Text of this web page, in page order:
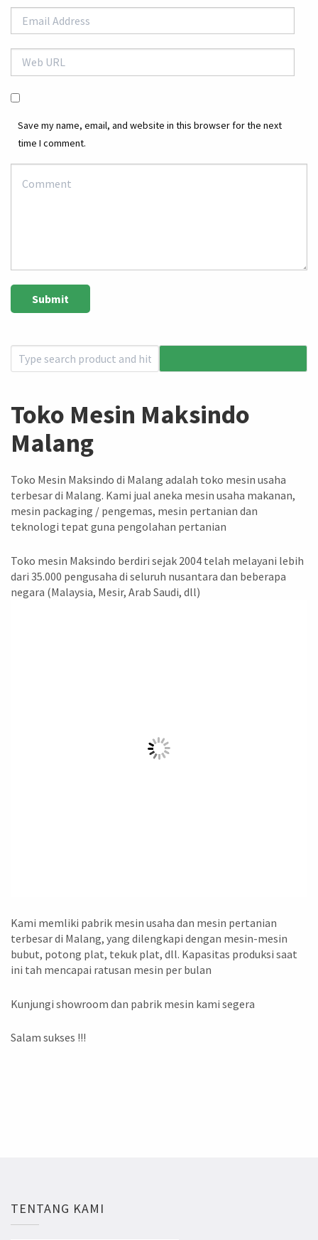
Save my name, email, and website in this browser for the next
time I comment.
Toko Mesin Maksindo
Malang
Toko Mesin Maksindo di Malang adalah toko mesin usaha
terbesar di Malang. Kami jual aneka mesin usaha makanan,
mesin packaging / pengemas, mesin pertanian dan
teknologi tepat guna pengolahan pertanian
Toko mesin Maksindo berdiri sejak 2004 telah melayani lebih
dari 35.000 pengusaha di seluruh nusantara dan beberapa
negara (Malaysia, Mesir, Arab Saudi, dll)
Kami memliki pabrik mesin usaha dan mesin pertanian
terbesar di Malang, yang dilengkapi dengan mesin-mesin
bubut, potong plat, tekuk plat, dll. Kapasitas produksi saat
ini tah mencapai ratusan mesin per bulan
Kunjungi showroom dan pabrik mesin kami segera
Salam sukses !!!
TENTANG KAMI